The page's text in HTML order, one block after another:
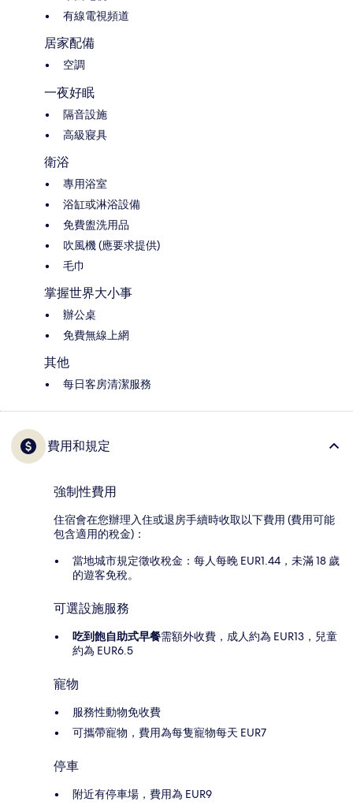
有線電視頻道
居家配備
空調
一夜好眠
隔音設施
高級寢具
衛浴
專用浴室
浴缸或淋浴設備
免費盥洗用品
吹風機 (應要求提供)
毛巾
掌握世界大小事
辦公桌
免費無線上網
其他
每日客房清潔服務
費用和規定
強制性費用
住宿會在您辦理入住或退房手續時收取以下費用 (費用可能
包含適用的稅金)：
當地城市規定徵收稅金：每人每晚 EUR1.44，未滿 18 歲
的遊客免稅。
可選設施服務
吃到飽自助式早餐需額外收費，成人約為 EUR13，兒童
約為 EUR6.5
寵物
服務性動物免收費
可攜帶寵物，費用為每隻寵物每天 EUR7
停車
附近有停車場，費用為 EUR9